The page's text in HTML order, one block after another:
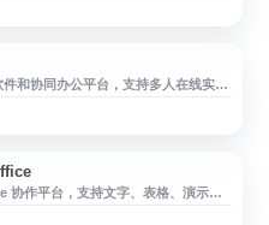
和协同办公平台，支持多人在线实时
档、在线表格、云文档、云表格等核
同办公。 石墨文档的核心优势在于
协作平台，支持文字、表格、演示、
用户可通过链接分享文档，进行多人